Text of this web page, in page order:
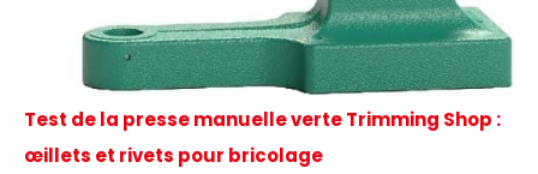
Test de la presse manuelle verte Trimming Shop :
œillets et rivets pour bricolage